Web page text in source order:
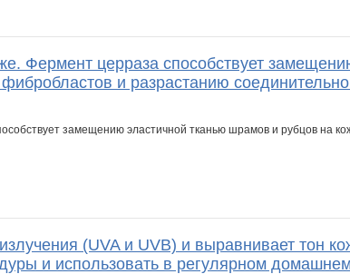
Фермент церраза способствует
и разрастанию
(UVA и UVB) и выравнивает тон
и использовать в регулярном